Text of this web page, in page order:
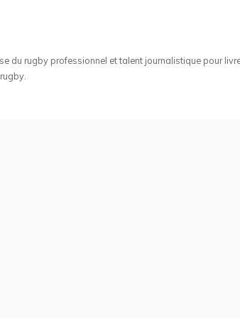
du rugby professionnel et talent journalistique pour